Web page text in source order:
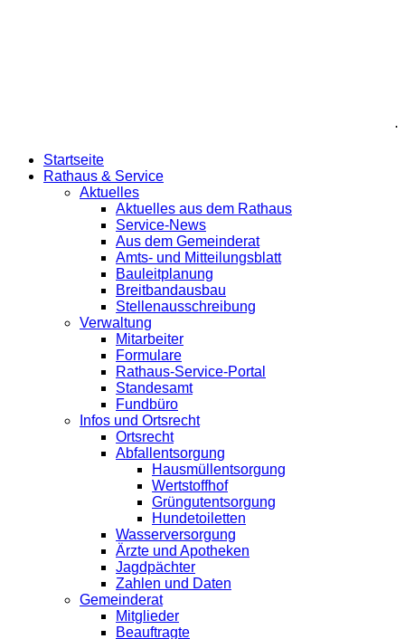
.
Startseite
Rathaus & Service
Aktuelles
Aktuelles aus dem Rathaus
Service-News
Aus dem Gemeinderat
Amts- und Mitteilungsblatt
Bauleitplanung
Breitbandausbau
Stellenausschreibung
Verwaltung
Mitarbeiter
Formulare
Rathaus-Service-Portal
Standesamt
Fundbüro
Infos und Ortsrecht
Ortsrecht
Abfallentsorgung
Hausmüllentsorgung
Wertstoffhof
Grüngutentsorgung
Hundetoiletten
Wasserversorgung
Ärzte und Apotheken
Jagdpächter
Zahlen und Daten
Gemeinderat
Mitglieder
Beauftragte